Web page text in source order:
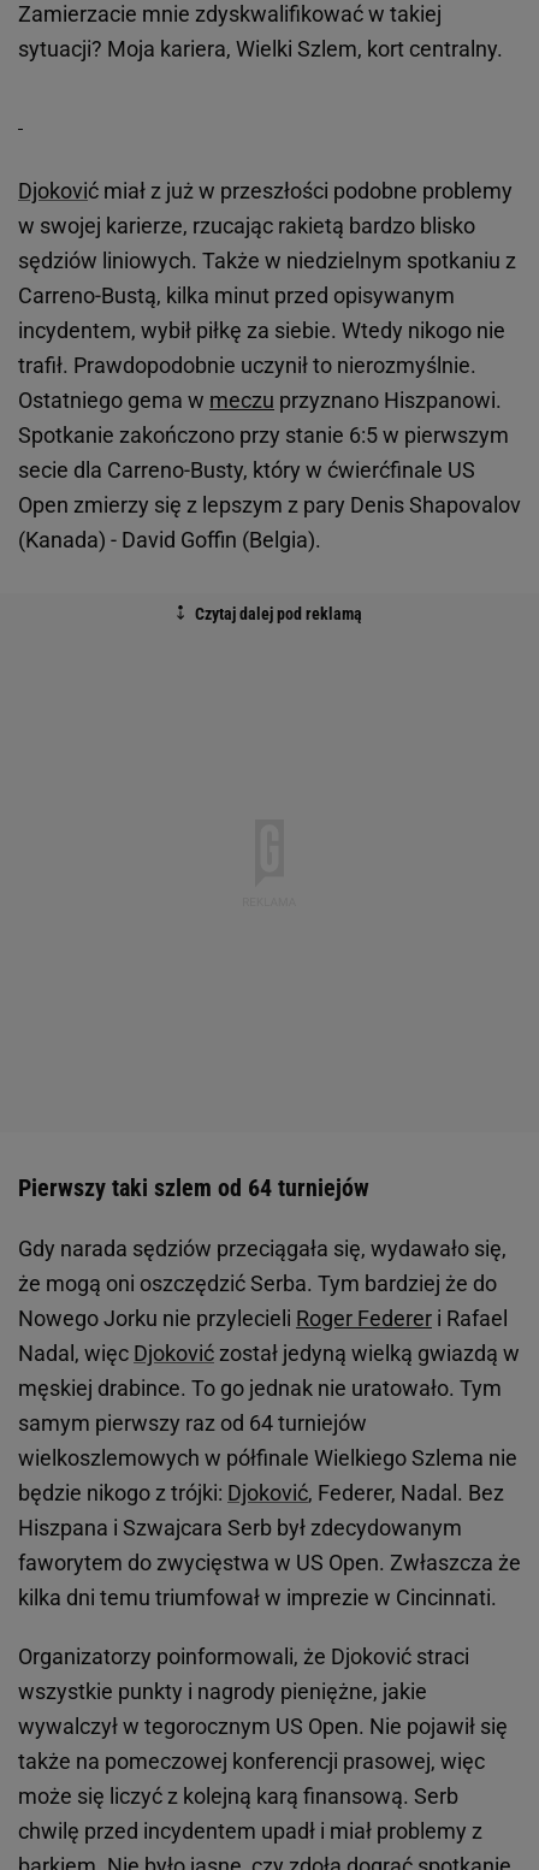
Zamierzacie mnie zdyskwalifikować w takiej
sytuacji? Moja kariera, Wielki Szlem, kort centralny.
Djoković miał z już w przeszłości podobne problemy
w swojej karierze, rzucając rakietą bardzo blisko
sędziów liniowych. Także w niedzielnym spotkaniu z
Carreno-Bustą, kilka minut przed opisywanym
incydentem, wybił piłkę za siebie. Wtedy nikogo nie
trafił. Prawdopodobnie uczynił to nierozmyślnie.
Ostatniego gema w meczu przyznano Hiszpanowi.
Spotkanie zakończono przy stanie 6:5 w pierwszym
secie dla Carreno-Busty, który w ćwierćfinale US
Open zmierzy się z lepszym z pary Denis Shapovalov
(Kanada) - David Goffin (Belgia).
Pierwszy taki szlem od 64 turniejów
Gdy narada sędziów przeciągała się, wydawało się,
że mogą oni oszczędzić Serba. Tym bardziej że do
Nowego Jorku nie przylecieli Roger Federer i Rafael
Nadal, więc Djoković został jedyną wielką gwiazdą w
męskiej drabince. To go jednak nie uratowało. Tym
samym pierwszy raz od 64 turniejów
wielkoszlemowych w półfinale Wielkiego Szlema nie
będzie nikogo z trójki: Djoković, Federer, Nadal. Bez
Hiszpana i Szwajcara Serb był zdecydowanym
faworytem do zwycięstwa w US Open. Zwłaszcza że
kilka dni temu triumfował w imprezie w Cincinnati.
Organizatorzy poinformowali, że Djoković straci
wszystkie punkty i nagrody pieniężne, jakie
wywalczył w tegorocznym US Open. Nie pojawił się
także na pomeczowej konferencji prasowej, więc
może się liczyć z kolejną karą finansową. Serb
chwilę przed incydentem upadł i miał problemy z